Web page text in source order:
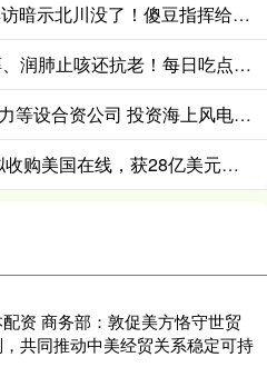
速速查 资讯：赢AL后BLG群访暗示北川没了！傻豆指挥给ELK压没声_Shadow_比赛_声音
日斗配资 联好健康 降胆固醇、润肺止咳还抗老！每日吃点益处多
千层金 悦达投资：与华润电力等设合资公司 投资海上风电项目
中金策略 Bending Spoons拟收购美国在线，获28亿美元债务融资
资 商务部：敦促美方恪守世贸
共同推动中美经贸关系稳定可持